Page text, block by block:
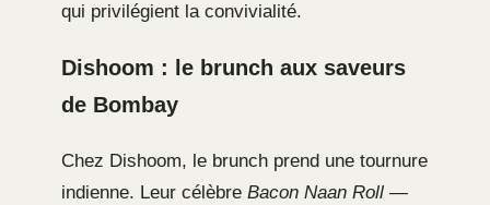
qui privilégient la convivialité.
Dishoom : le brunch aux saveurs
de Bombay
Chez Dishoom, le brunch prend une tournure
indienne. Leur célèbre Bacon Naan Roll —